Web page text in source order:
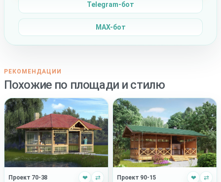
Telegram-бот
MAX-бот
РЕКОМЕНДАЦИИ
Похожие по площади и стилю
Проект 70-38 ❤ ⇄ Проект 90-15 ❤ ⇄